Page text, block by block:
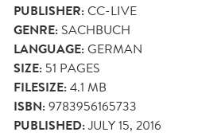
PUBLISHER:CC-LIVE
GENRE: SACHBUCH
LANGUAGE:GERMAN
SIZE: 51 PAGES
FILESIZE:4.1 MB
ISBN:9783956165733
PUBLISHED:JULY 15, 2016